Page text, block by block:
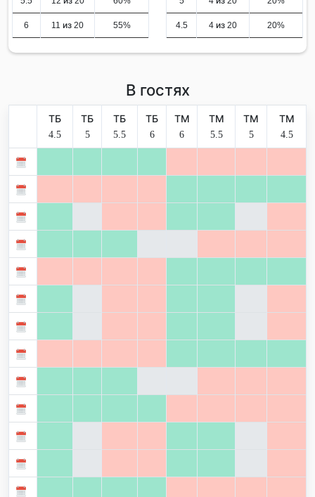
6 11 из 20 55% 4.5 4 из 20 20%
В гостях
ТБ
4.5
ТБ
5
ТБ
5.5
ТБ
6
ТМ
6
ТМ
5.5
ТМ
5
ТМ
4.5